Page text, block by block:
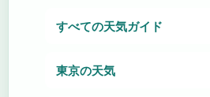
すべての天気ガイド
東京の天気